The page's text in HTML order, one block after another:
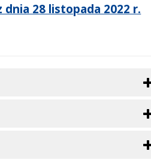
dnia 28 listopada 2022 r.